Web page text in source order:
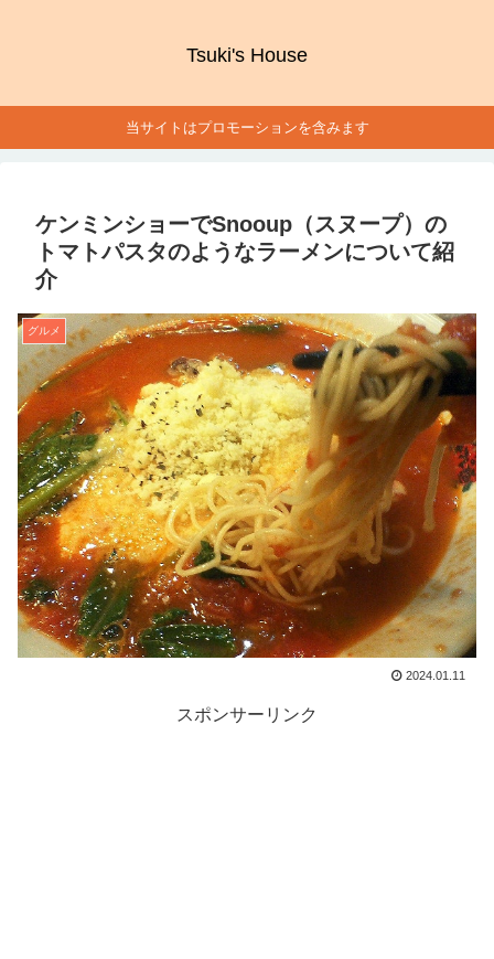
Tsuki's House
当サイトはプロモーションを含みます
ケンミンショーでSnooup（スヌープ）の
トマトパスタのようなラーメンについて紹
介
グルメ
2024.01.11
スポンサーリンク